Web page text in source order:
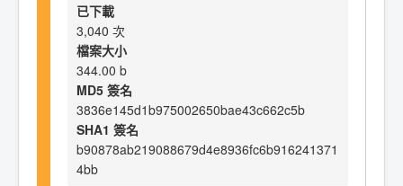
已下載
3,040 次
檔案大小
344.00 b
MD5 簽名
3836e145d1b975002650bae43c662c5b
SHA1 簽名
b90878ab219088679d4e8936fc6b916241371
4bb